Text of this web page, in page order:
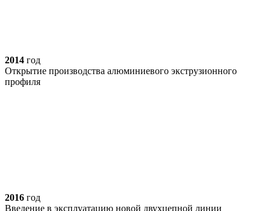
2014 год
Открытие производства алюминиевого экструзионного
профиля
2016 год
Введение в эксплуатацию новой двухцепной линии